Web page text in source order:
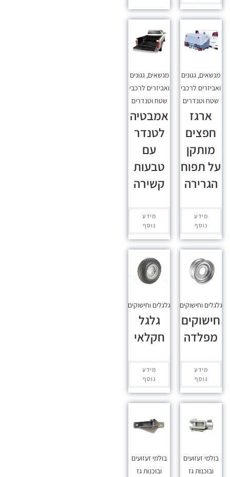
מנשאים, גגונים
ואביזרים לרכבי
שטח וטנדרים
ארגז
חפצים
מותקן
על תפוח
הגרירה
מידע
נוסף
מנשאים, גגונים
ואביזרים לרכבי
שטח וטנדרים
אמבטיה
לטנדר
עם
טבעות
קשירה
מידע
נוסף
גלגלים וחישוקים
חישוקים
מפלדה
מידע
נוסף
גלגלים וחישוקים
גלגל
חקלאי
מידע
נוסף
בולמי זעזועים
ובוכנות גז
בולמי זעזועים
ובוכנות גז